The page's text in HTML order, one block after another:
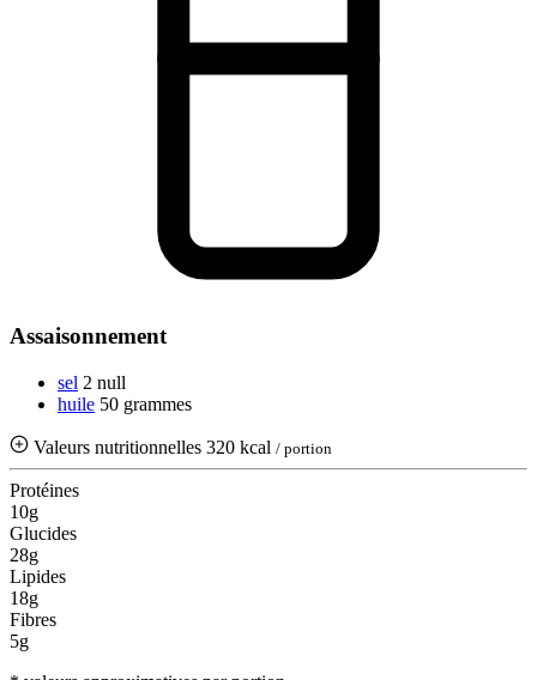
Assaisonnement
sel 2 null
huile 50 grammes
Valeurs nutritionnelles 320 kcal / portion
Protéines
10g
Glucides
28g
Lipides
18g
Fibres
5g